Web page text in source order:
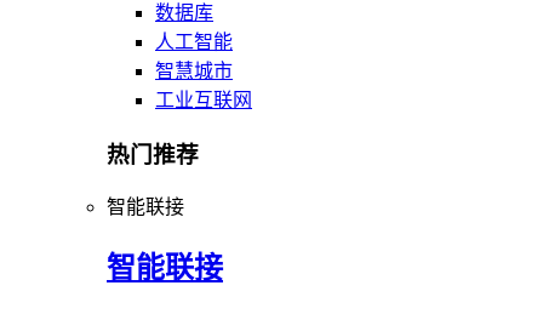
数据库
人工智能
智慧城市
工业互联网
热门推荐
智能联接
智能联接